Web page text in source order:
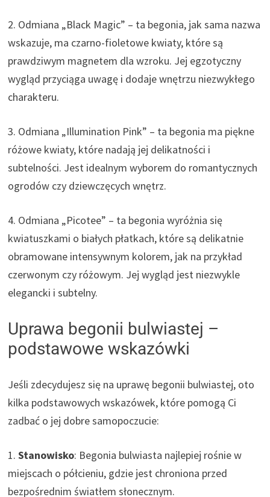
2. Odmiana „Black Magic” – ta begonia, jak sama nazwa
wskazuje, ma czarno-fioletowe kwiaty, które są
prawdziwym magnetem dla wzroku. Jej egzotyczny
wygląd przyciąga uwagę i dodaje wnętrzu niezwykłego
charakteru.
3. Odmiana „Illumination Pink” – ta begonia ma piękne
różowe kwiaty, które nadają jej delikatności i
subtelności. Jest idealnym wyborem do romantycznych
ogrodów czy dziewczęcych wnętrz.
4. Odmiana „Picotee” – ta begonia wyróżnia się
kwiatuszkami o białych płatkach, które są delikatnie
obramowane intensywnym kolorem, jak na przykład
czerwonym czy różowym. Jej wygląd jest niezwykle
elegancki i subtelny.
Uprawa begonii bulwiastej –
podstawowe wskazówki
Jeśli zdecydujesz się na uprawę begonii bulwiastej, oto
kilka podstawowych wskazówek, które pomogą Ci
zadbać o jej dobre samopoczucie:
1.Stanowisko: Begonia bulwiasta najlepiej rośnie w
miejscach o półcieniu, gdzie jest chroniona przed
bezpośrednim światłem słonecznym.